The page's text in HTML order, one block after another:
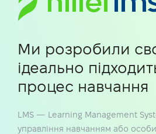
Ми розробили
ідеально
процес навчання
LMS — Learning Management
управління навчанням або